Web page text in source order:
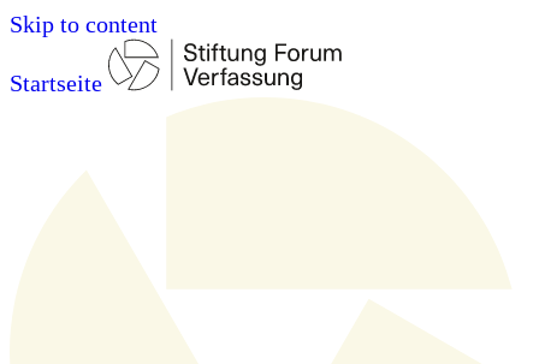
Skip to content
Startseite